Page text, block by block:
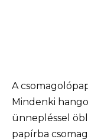
A
Mindenki
ünnepléssel
papírba